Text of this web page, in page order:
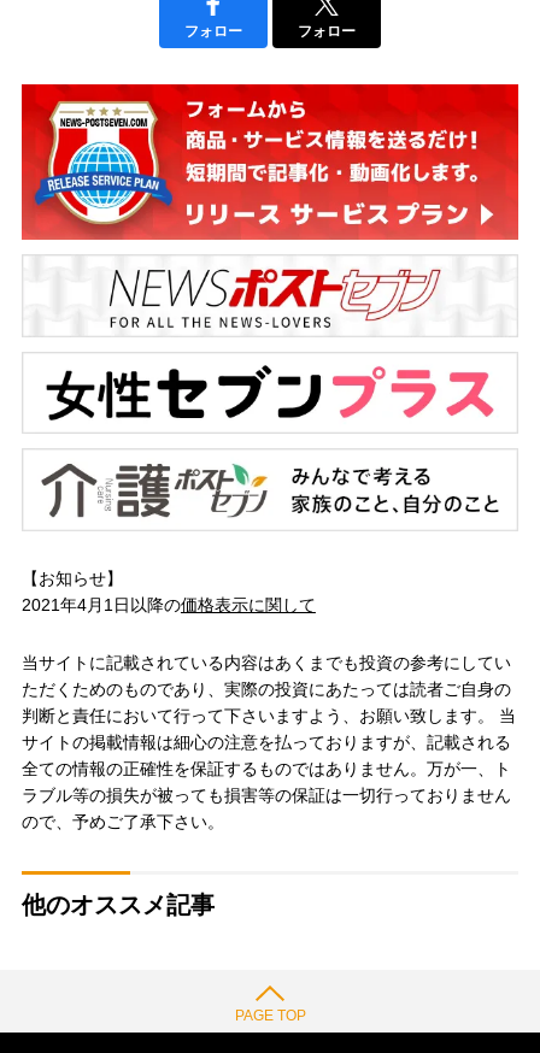
フォロー フォロー
【お知らせ】
2021年4月1日以降の価格表示に関して
当サイトに記載されている内容はあくまでも投資の参考にしてい
ただくためのものであり、実際の投資にあたっては読者ご自身の
判断と責任において行って下さいますよう、お願い致します。 当
サイトの掲載情報は細心の注意を払っておりますが、記載される
全ての情報の正確性を保証するものではありません。万が一、ト
ラブル等の損失が被っても損害等の保証は一切行っておりません
ので、予めご了承下さい。
他のオススメ記事
PAGE TOP